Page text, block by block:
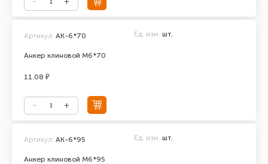
Анкер клиновой М6*70
Артикул: АК-6*70 Ед. изм. шт.
11.08 ₽
Анкер клиновой М6*95
Артикул: АК-6*95 Ед. изм. шт.